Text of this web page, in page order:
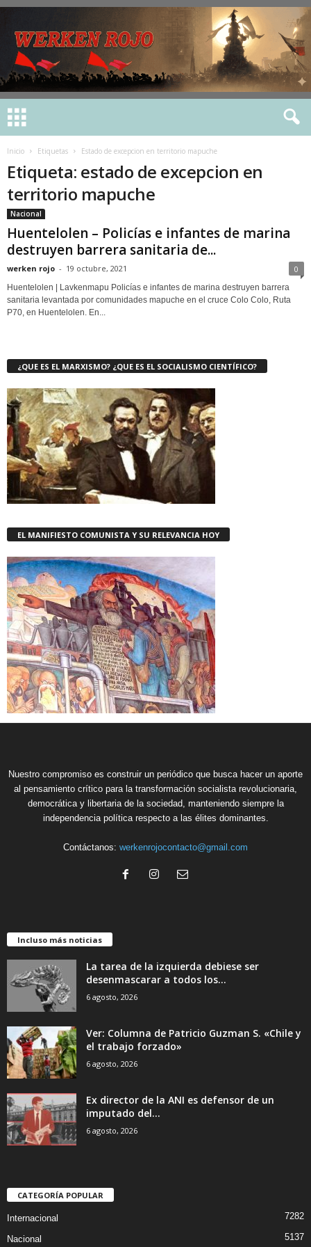
Inicio Etiquetas Estado de excepcion en territorio mapuche
Etiqueta: estado de excepcion en
territorio mapuche
Nacional
Huentelolen – Policías e infantes de marina
destruyen barrera sanitaria de...
werken rojo - 19 octubre, 2021 0
Huentelolen | Lavkenmapu Policías e infantes de marina destruyen barrera
sanitaria levantada por comunidades mapuche en el cruce Colo Colo, Ruta
P70, en Huentelolen. En...
¿QUE ES EL MARXISMO? ¿QUE ES EL SOCIALISMO CIENTÍFICO?
EL MANIFIESTO COMUNISTA Y SU RELEVANCIA HOY
Nuestro compromiso es construir un periódico que busca hacer un aporte
al pensamiento crítico para la transformación socialista revolucionaria,
democrática y libertaria de la sociedad, manteniendo siempre la
independencia política respecto a las élites dominantes.
Contáctanos: werkenrojocontacto@gmail.com
Incluso más noticias
La tarea de la izquierda debiese ser
desenmascarar a todos los...
6 agosto, 2026
Ver: Columna de Patricio Guzman S. «Chile y
el trabajo forzado»
6 agosto, 2026
Ex director de la ANI es defensor de un
imputado del...
6 agosto, 2026
CATEGORÍA POPULAR
Internacional 7282
Nacional 5137